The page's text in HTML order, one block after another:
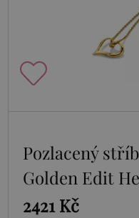
Pozlacený
Golden Edit
2421 Kč